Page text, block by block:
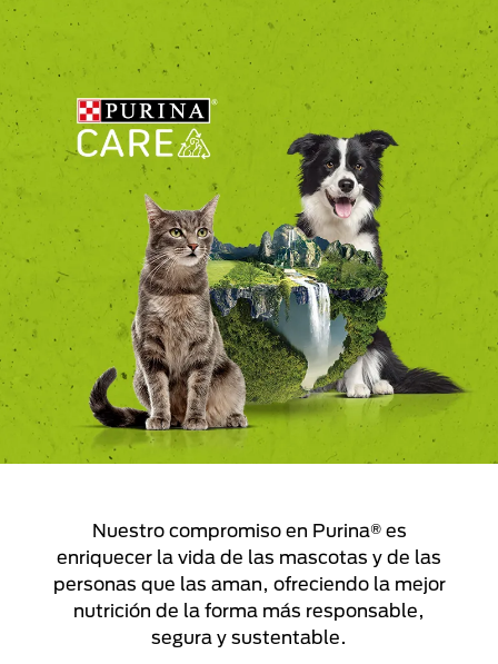
Nuestro compromiso en Purina® es
enriquecer la vida de las mascotas y de las
personas que las aman, ofreciendo la mejor
nutrición de la forma más responsable,
segura y sustentable.